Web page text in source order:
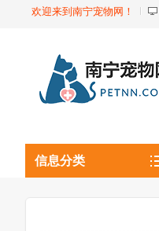
欢迎来到南宁宠物网！
信息分类